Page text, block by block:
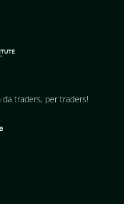
da traders, per traders!